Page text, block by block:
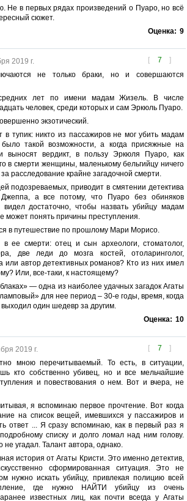
Не в первых рядах произведений о Пуаро, но всё
сюжет.
Оценка: 9
[ 7 ]
2019 г.
не только браки, но и совершаются
лет по имени мадам Жизель. В числе
человек, среди которых и сам Эркюль Пуаро.
экзотический.
в тупик: никто из пассажиров не мог убить мадам
такой возможности, а когда присяжные на
выносят вердикт, в пользу Эркюля Пуаро, как
в смерти женщины, маленькому бельгийцу ничего
за расследование крайне загадочной смерти.
подозреваемых, приводит в смятении детектива
а все потому, что Пуаро без обиняков
видел достаточно, чтобы назвать убийцу мадам
может понять причины преступления.
в путешествие по прошлому Мари Морисо.
ее смерти: отец и сын археологи, стоматолог,
две леди до мозга костей, отоларинголог,
или автор детективных романов? Кто из них имел
Или, все-таки, к настоящему?
— одна из наиболее удачных загадок Агаты
для нее период – 30-е годы, время, когда
один шедевр за другим.
Оценка: 10
[ 7 ]
2019 г.
мною перечитываемый. То есть, в ситуации,
кто собственно убивец, но и все мельчайшие
и повествования о нем. Вот и вчера, не
я вспоминаю первое прочтение. Вот когда
на список вещей, имевшихся у пассажиров и
ответ ... Я сразу вспоминаю, как в первый раз я
списку и долго ломал над ним голову.
не угадал. Талант автора, однако.
история от Агаты Кристи. Это именно детектив,
сформированная ситуация. Это не
нужно искать убийцу, привлекая полицию всей
где нужно НАЙТИ убийцу из очень
известных лиц, как почти всегда у Агаты